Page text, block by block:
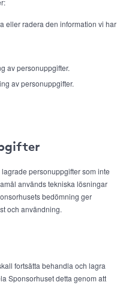
eller radera den information vi har
av personuppgifter.
av personuppgifter.
personuppgifter som inte
används tekniska lösningar
bedömning ger
och användning.
fortsätta behandla och lagra
Sponsorhuset detta genom att